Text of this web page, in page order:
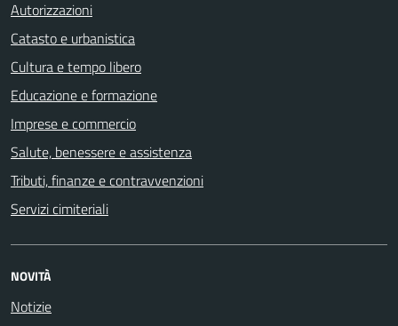
Autorizzazioni
Catasto e urbanistica
Cultura e tempo libero
Educazione e formazione
Imprese e commercio
Salute, benessere e assistenza
Tributi, finanze e contravvenzioni
Servizi cimiteriali
NOVITÀ
Notizie